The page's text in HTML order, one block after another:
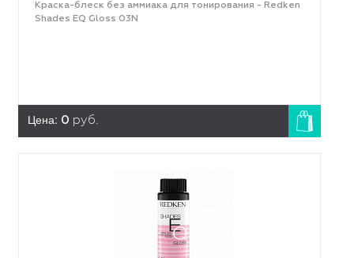
Краска-блеск без аммиака для тонирования - Redken
Shades EQ Gloss 03N
Цена: 0 руб.